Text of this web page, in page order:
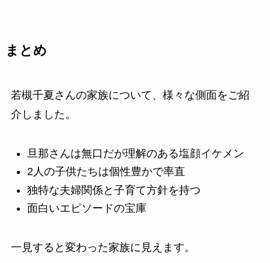
まとめ
若槻千夏さんの家族について、様々な側面をご紹
介しました。
旦那さんは無口だが理解のある塩顔イケメン
2人の子供たちは個性豊かで率直
独特な夫婦関係と子育て方針を持つ
面白いエピソードの宝庫
一見すると変わった家族に見えます。